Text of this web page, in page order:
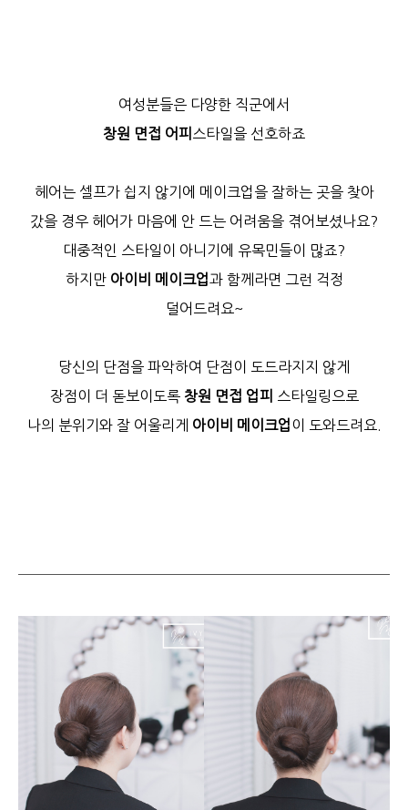
여성분들은 다양한 직군에서
창원 면접 어피 스타일을 선호하죠
헤어는 셀프가 쉽지 않기에 메이크업을 잘하는 곳을 찾아
갔을 경우 헤어가 마음에 안 드는 어려움을 겪어보셨나요?
대중적인 스타일이 아니기에 유목민들이 많죠?
하지만 아이비 메이크업과 함께라면 그런 걱정
덜어드려요~
당신의 단점을 파악하여 단점이 도드라지지 않게
장점이 더 돋보이도록 창원 면접 업피
스타일링으로
나의 분위기와 잘 어울리게 아이비 메이크업이 도와드려요.